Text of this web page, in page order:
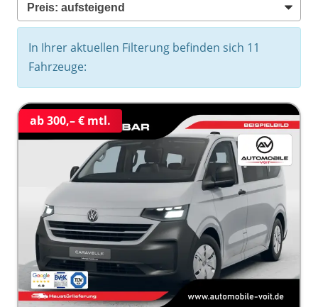
In Ihrer aktuellen Filterung befinden sich 11
Fahrzeuge:
ab 300,– € mtl.